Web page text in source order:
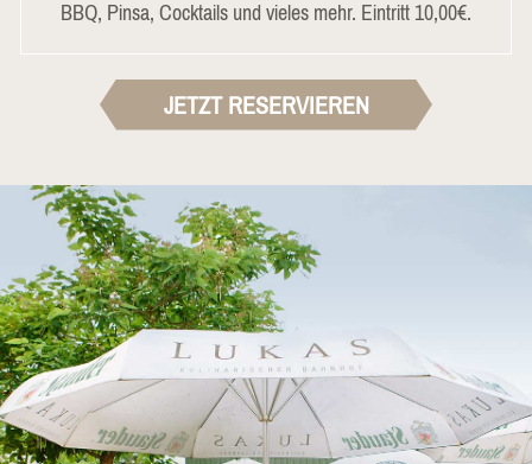
BBQ, Pinsa, Cocktails und vieles mehr. Eintritt 10,00€.
JETZT RESERVIEREN